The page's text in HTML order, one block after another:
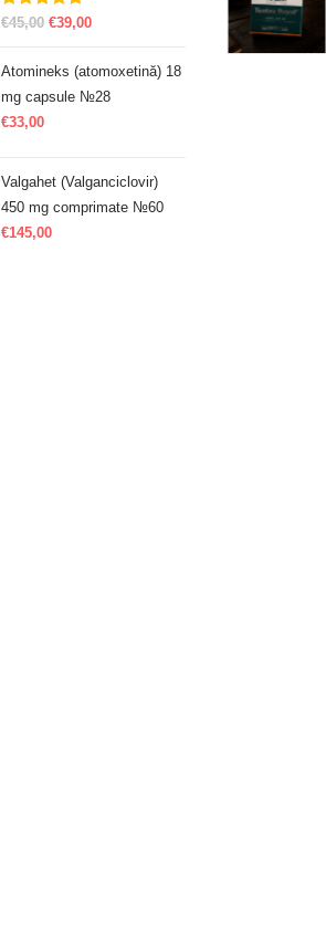
Evaluat la
€45,00 €39,00
Atomineks (atomoxetină) 18
mg capsule №28
€33,00
Valgahet (Valganciclovir)
450 mg comprimate №60
€145,00